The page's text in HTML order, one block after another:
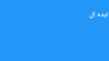
ايده آل